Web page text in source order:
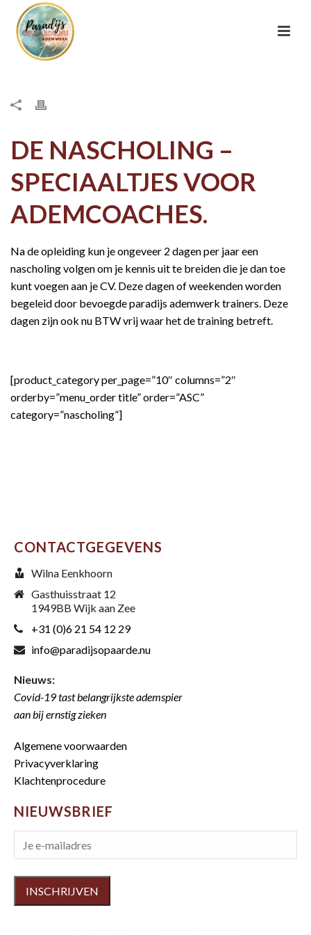
DE NASCHOLING –
SPECIAALTJES VOOR
ADEMCOACHES.
Na de opleiding kun je ongeveer 2 dagen per jaar een
nascholing volgen om je kennis uit te breiden die je dan toe
kunt voegen aan je CV. Deze dagen of weekenden worden
begeleid door bevoegde paradijs ademwerk trainers. Deze
dagen zijn ook nu BTW vrij waar het de training betreft.
[product_category per_page=”10″ columns=”2″
orderby=”menu_order title” order=”ASC”
category=”nascholing”]
CONTACTGEGEVENS
Wilna Eenkhoorn
Gasthuisstraat 12
1949BB Wijk aan Zee
+31 (0)6 21 54 12 29
info@paradijsopaarde.nu
Nieuws:
Covid-19 tast belangrijkste ademspier
aan bij ernstig zieken
Algemene voorwaarden
Privacyverklaring
Klachtenprocedure
NIEUWSBRIEF